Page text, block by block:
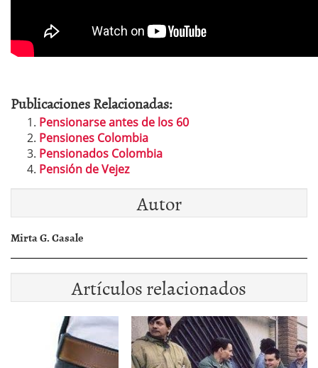
Publicaciones Relacionadas:
Pensionarse antes de los 60
Pensiones Colombia
Pensionados Colombia
Pensión de Vejez
Autor
Mirta G. Casale
Artículos relacionados